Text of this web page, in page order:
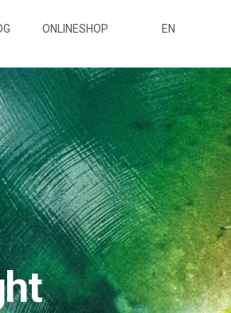
ONLINESHOP EN